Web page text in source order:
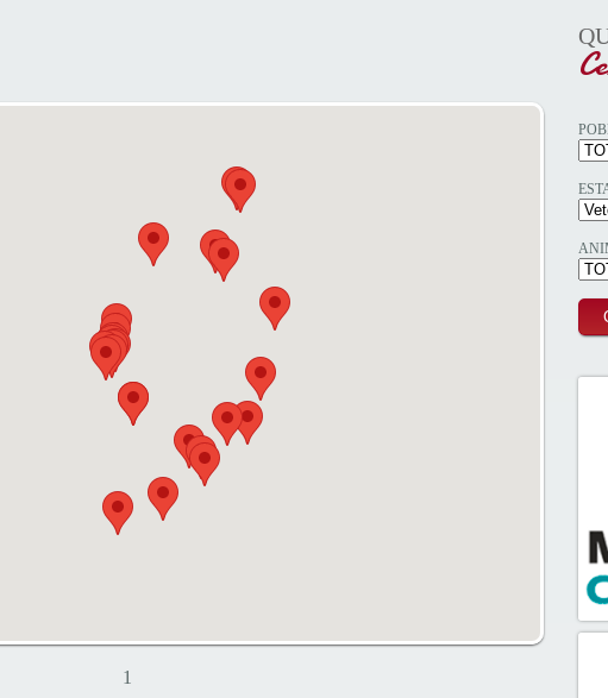
1